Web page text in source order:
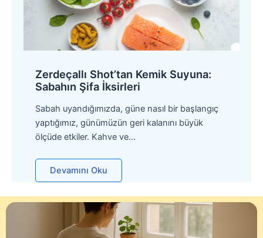
Zerdeçallı Shot’tan Kemik Suyuna:
Sabahın Şifa İksirleri
Sabah uyandığımızda, güne nasıl bir başlangıç
yaptığımız, günümüzün geri kalanını büyük
ölçüde etkiler. Kahve ve…
Devamını Oku